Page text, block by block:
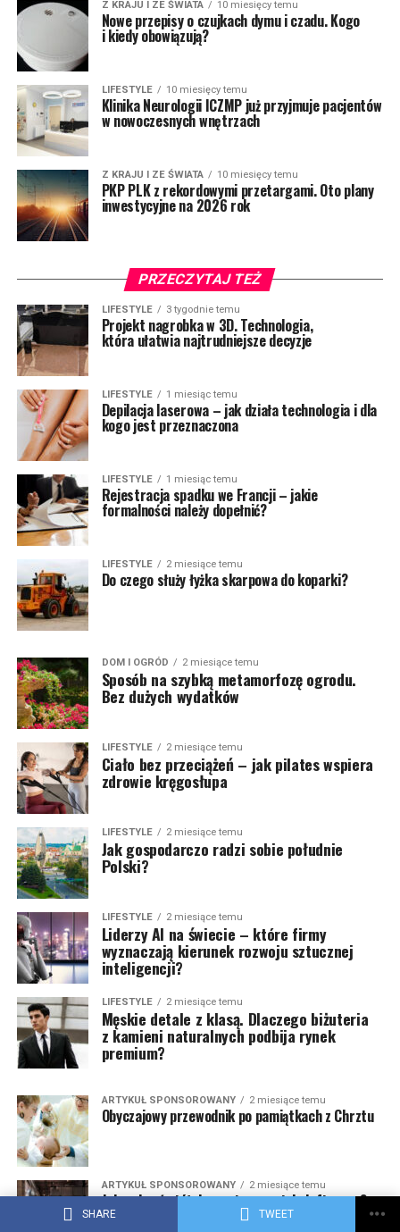
SHARE TWEET
Z KRAJU I ZE ŚWIATA 10 miesięcy temu
Nowe przepisy o czujkach dymu i czadu. Kogo
i kiedy obowiązują?
LIFESTYLE 10 miesięcy temu
Klinika Neurologii ICZMP już przyjmuje pacjentów
w nowoczesnych wnętrzach
Z KRAJU I ZE ŚWIATA 10 miesięcy temu
PKP PLK z rekordowymi przetargami. Oto plany
inwestycyjne na 2026 rok
PRZECZYTAJ TEŻ
LIFESTYLE 3 tygodnie temu
Projekt nagrobka w 3D. Technologia,
która ułatwia najtrudniejsze decyzje
LIFESTYLE 1 miesiąc temu
Depilacja laserowa – jak działa technologia i dla
kogo jest przeznaczona
LIFESTYLE 1 miesiąc temu
Rejestracja spadku we Francji – jakie
formalności należy dopełnić?
LIFESTYLE 2 miesiące temu
Do czego służy łyżka skarpowa do koparki?
DOM I OGRÓD 2 miesiące temu
Sposób na szybką metamorfozę ogrodu.
Bez dużych wydatków
LIFESTYLE 2 miesiące temu
Ciało bez przeciążeń – jak pilates wspiera
zdrowie kręgosłupa
LIFESTYLE 2 miesiące temu
Jak gospodarczo radzi sobie południe
Polski?
LIFESTYLE 2 miesiące temu
Liderzy AI na świecie – które firmy
wyznaczają kierunek rozwoju sztucznej
inteligencji?
LIFESTYLE 2 miesiące temu
Męskie detale z klasą. Dlaczego biżuteria
z kamieni naturalnych podbija rynek
premium?
ARTYKUŁ SPONSOROWANY 2 miesiące temu
Obyczajowy przewodnik po pamiątkach z Chrztu
ARTYKUŁ SPONSOROWANY 2 miesiące temu
Jak wybrać stół do wnętrza w stylu loftowym?